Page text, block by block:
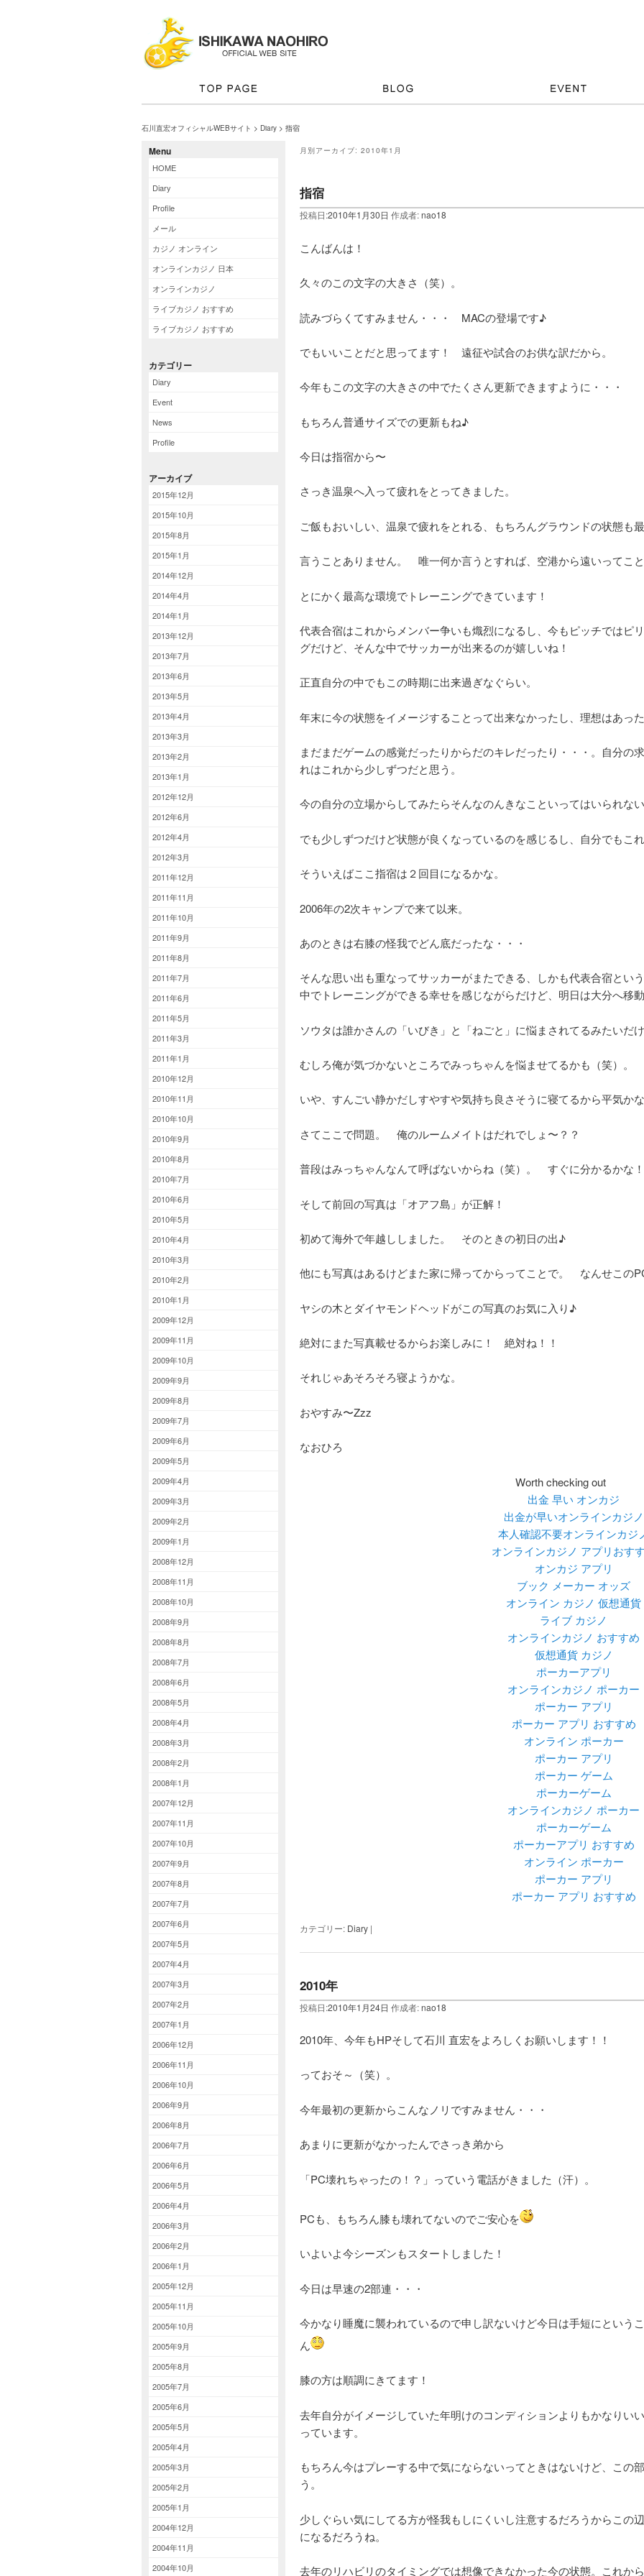
石川直宏オフィシャルWEBサイト > Diary > 指宿
Menu
HOME
Diary
Profile
メール
カジノ オンライン
オンラインカジノ 日本
オンラインカジノ
ライブカジノ おすすめ
ライブカジノ おすすめ
カテゴリー
Diary
Event
News
Profile
アーカイブ
2015年12月
2015年10月
2015年8月
2015年1月
2014年12月
2014年4月
2014年1月
2013年12月
2013年7月
2013年6月
2013年5月
2013年4月
2013年3月
2013年2月
2013年1月
2012年12月
2012年6月
2012年4月
2012年3月
2011年12月
2011年11月
2011年10月
2011年9月
2011年8月
2011年7月
2011年6月
2011年5月
2011年3月
2011年1月
2010年12月
2010年11月
2010年10月
2010年9月
2010年8月
2010年7月
2010年6月
2010年5月
2010年4月
2010年3月
2010年2月
2010年1月
2009年12月
2009年11月
2009年10月
2009年9月
2009年8月
2009年7月
2009年6月
2009年5月
2009年4月
2009年3月
2009年2月
2009年1月
2008年12月
2008年11月
2008年10月
2008年9月
2008年8月
2008年7月
2008年6月
2008年5月
2008年4月
2008年3月
2008年2月
2008年1月
2007年12月
2007年11月
2007年10月
2007年9月
2007年8月
2007年7月
2007年6月
2007年5月
2007年4月
2007年3月
2007年2月
2007年1月
2006年12月
2006年11月
2006年10月
2006年9月
2006年8月
2006年7月
2006年6月
2006年5月
2006年4月
2006年3月
2006年2月
2006年1月
2005年12月
2005年11月
2005年10月
2005年9月
2005年8月
2005年7月
2005年6月
2005年5月
2005年4月
2005年3月
2005年2月
2005年1月
2004年12月
2004年11月
2004年10月
月別アーカイブ: 2010年1月
指宿
投稿日:2010年1月30日 作成者:nao18
こんばんは！
久々のこの文字の大きさ（笑）。
読みづらくてすみません・・・ MACの登場です♪
でもいいことだと思ってます！ 遠征や試合のお供な訳だから。
今年もこの文字の大きさの中でたくさん更新できますように・・・
もちろん普通サイズでの更新もね♪
今日は指宿から〜
さっき温泉へ入って疲れをとってきました。
ご飯もおいしい、温泉で疲れをとれる、もちろんグラウンドの状態も
言うことありません。 唯一何か言うとすれば、空港から遠いってこ
とにかく最高な環境でトレーニングできています！
代表合宿はこれからメンバー争いも熾烈になるし、今もピッチではピ
グだけど、そんな中でサッカーが出来るのが嬉しいね！
正直自分の中でもこの時期に出来過ぎなぐらい。
年末に今の状態をイメージすることって出来なかったし、理想はあっ
まだまだゲームの感覚だったりからだのキレだったり・・・。自分の
れはこれから少しずつだと思う。
今の自分の立場からしてみたらそんなのんきなこといってはいられな
でも少しずつだけど状態が良くなっているのを感じるし、自分でもこ
そういえばここ指宿は２回目になるかな。
2006年の2次キャンプで来て以来。
あのときは右膝の怪我でどん底だったな・・・
そんな思い出も重なってサッカーがまたできる、しかも代表合宿とい
中でトレーニングができる幸せを感じながらだけど、明日は大分へ移
ソウタは誰かさんの「いびき」と「ねごと」に悩まされてるみたいだ
むしろ俺が気づかないところでみっちゃんを悩ませてるかも（笑）。
いや、すんごい静かだしすやすや気持ち良さそうに寝てるから平気か
さてここで問題。 俺のルームメイトはだれでしょ〜？？
普段はみっちゃんなんて呼ばないからね（笑）。 すぐに分かるかな
そして前回の写真は「オアフ島」が正解！
初めて海外で年越ししました。 そのときの初日の出♪
他にも写真はあるけどまた家に帰ってからってことで。 なんせこの
ヤシの木とダイヤモンドヘッドがこの写真のお気に入り♪
絶対にまた写真載せるからお楽しみに！ 絶対ね！！
それじゃあそろそろ寝ようかな。
おやすみ〜Zzz
なおひろ
Worth checking out
出金 早い オンカジ
出金が早いオンラインカジノ
本人確認不要オンラインカジ
オンラインカジノ アプリおす
オンカジ アプリ
ブック メーカー オッズ
オンライン カジノ 仮想通貨
ライブ カジノ
オンラインカジノ おすすめ
仮想通貨 カジノ
ポーカーアプリ
オンラインカジノ ポーカー
ポーカー アプリ
ポーカー アプリ おすすめ
オンライン ポーカー
ポーカー アプリ
ポーカー ゲーム
ポーカーゲーム
オンラインカジノ ポーカー
ポーカーゲーム
ポーカーアプリ おすすめ
オンライン ポーカー
ポーカー アプリ
ポーカー アプリ おすすめ
カテゴリー: Diary |
2010年
投稿日:2010年1月24日 作成者:nao18
2010年、今年もHPそして石川 直宏をよろしくお願いします！！
っておそ～（笑）。
今年最初の更新からこんなノリですみません・・・
あまりに更新がなかったんでさっき弟から
「PC壊れちゃったの！？」っていう電話がきました（汗）。
PCも、もちろん膝も壊れてないのでご安心を
いよいよ今シーズンもスタートしました！
今日は早速の2部連・・・
今かなり睡魔に襲われているので申し訳ないけど今日は手短にとい
ん
膝の方は順調にきてます！
去年自分がイメージしていた年明けのコンディションよりもかなりい
っています。
もちろん今はプレーする中で気にならないってときはないけど、この
う。
少しぐらい気にしてる方が怪我もしにくいし注意するだろうからこの
になるだろうね。
去年のリハビリのタイミングでは想像できなかった今の状態。これか